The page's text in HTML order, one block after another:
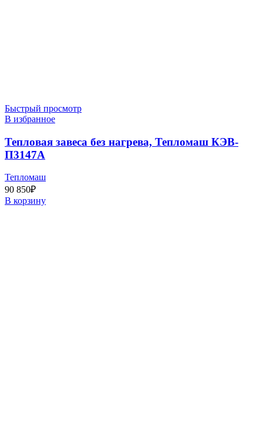
Быстрый просмотр
В избранное
Тепловая завеса без нагрева, Тепломаш КЭВ-
П3147A
Тепломаш
90 850₽
В корзину